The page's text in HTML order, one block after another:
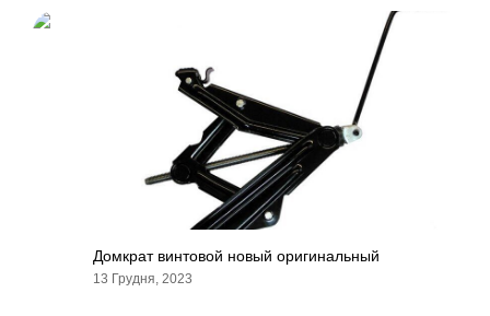
Домкрат винтовой новый оригинальный
13 Грудня, 2023